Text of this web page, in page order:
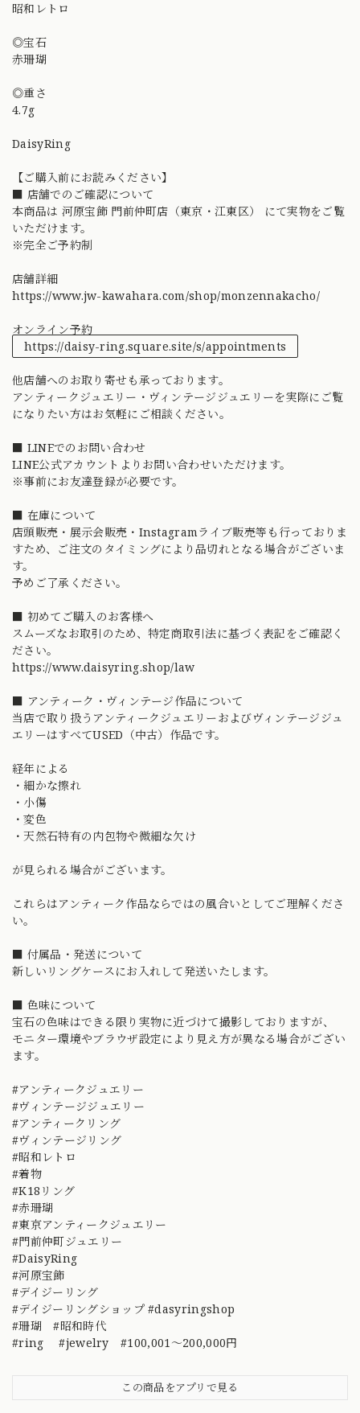
昭和レトロ
◎宝石
赤珊瑚
◎重さ
4.7g
DaisyRing
【ご購入前にお読みください】
■ 店舗でのご確認について
本商品は 河原宝飾 門前仲町店（東京・江東区） にて実物をご覧
いただけます。
※完全ご予約制
店舗詳細
https://www.jw-kawahara.com/shop/monzennakacho/
オンライン予約
https://daisy-ring.square.site/s/appointments
他店舗へのお取り寄せも承っております。
アンティークジュエリー・ヴィンテージジュエリーを実際にご覧
になりたい方はお気軽にご相談ください。
■ LINEでのお問い合わせ
LINE公式アカウントよりお問い合わせいただけます。
※事前にお友達登録が必要です。
■ 在庫について
店頭販売・展示会販売・Instagramライブ販売等も行っておりま
すため、ご注文のタイミングにより品切れとなる場合がございま
す。
予めご了承ください。
■ 初めてご購入のお客様へ
スムーズなお取引のため、特定商取引法に基づく表記をご確認く
ださい。
https://www.daisyring.shop/law
■ アンティーク・ヴィンテージ作品について
当店で取り扱うアンティークジュエリーおよびヴィンテージジュ
エリーはすべてUSED（中古）作品です。
経年による
・細かな擦れ
・小傷
・変色
・天然石特有の内包物や微細な欠け
が見られる場合がございます。
これらはアンティーク作品ならではの風合いとしてご理解くださ
い。
■ 付属品・発送について
新しいリングケースにお入れして発送いたします。
■ 色味について
宝石の色味はできる限り実物に近づけて撮影しておりますが、
モニター環境やブラウザ設定により見え方が異なる場合がござい
ます。
#アンティークジュエリー
#ヴィンテージジュエリー
#アンティークリング
#ヴィンテージリング
#昭和レトロ
#着物
#K18リング
#赤珊瑚
#東京アンティークジュエリー
#門前仲町ジュエリー
#DaisyRing
#河原宝飾
#デイジーリング
#デイジーリングショップ #dasyringshop
#珊瑚 #昭和時代
#ring #jewelry #100,001～200,000円
この商品をアプリで見る